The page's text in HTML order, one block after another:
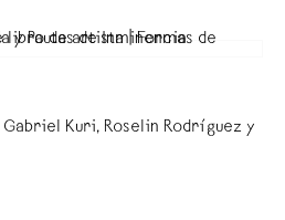
Kuri, Roselin Rodríguez y